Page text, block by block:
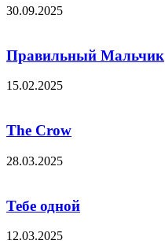
30.09.2025
Правильный Мальчик
15.02.2025
The Crow
28.03.2025
Тебе одной
12.03.2025